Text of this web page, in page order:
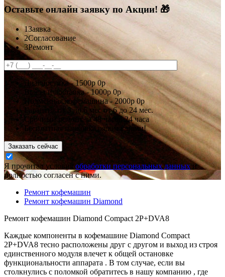
Оставьте онлайн заявку по Акции! 🎁
1Заявка
2Согласование
3Ремонт
Диагностика -1500р0р
Выезд и доставка -1000р0р
Подменная кофемашина -2000р0р
Гарантия от 3 до 6 мес от 6 до 24 мес.
Срочный ремонт за48 часов24 часа
Бесплатная парковка рядом с нами!
Заказать сейчас
Я прочитал условия обработки персональных данных и
полностью согласен с ними.
Ремонт кофемашин
Ремонт кофемашин Diamond
Ремонт кофемашин Diamond Compact 2P+DVA8
Каждые компоненты в кофемашине Diamond Compact
2P+DVA8 тесно расположены друг с другом и выход из строя
единственного модуля влечет к общей остановке
функциональности аппарата . В том случае, если вы
столкнулись с поломкой обратитесь в нашу компанию , где